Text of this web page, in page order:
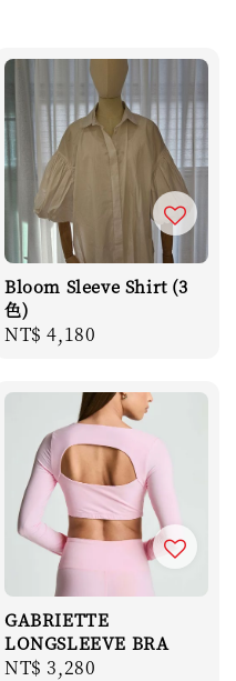
Bloom Sleeve Shirt (3
色)
Regular
NT$ 4,180
GABRIETTE
LONGSLEEVE BRA
Regular
NT$ 3,280